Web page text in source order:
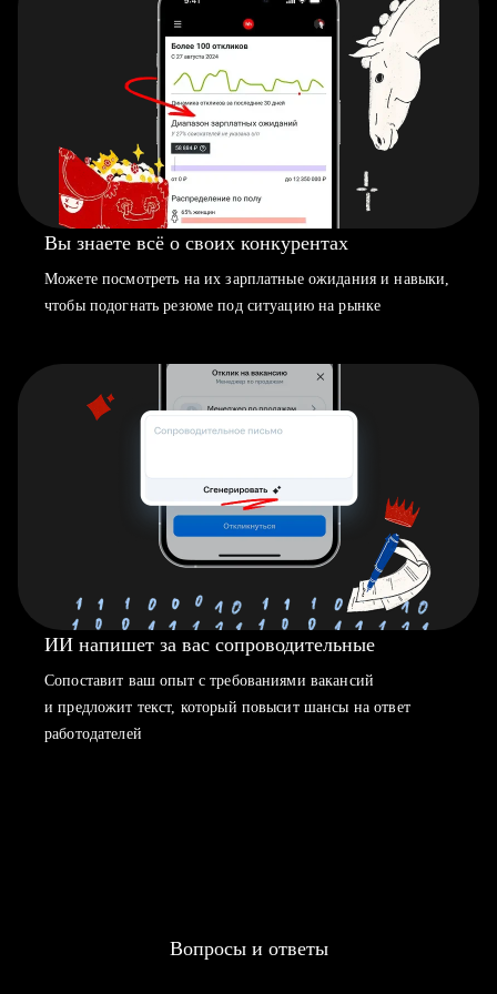
Вы знаете всё о своих конкурентах
Можете посмотреть на их зарплатные ожидания и навыки,
чтобы подогнать резюме под ситуацию на рынке
ИИ напишет за вас сопроводительные
Сопоставит ваш опыт с требованиями вакансий
и предложит текст, который повысит шансы на ответ
работодателей
Вопросы и ответы